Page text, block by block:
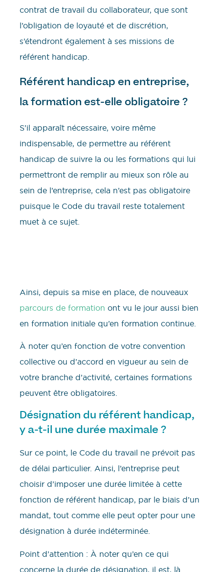
contrat de travail du collaborateur, que sont
l’obligation de loyauté et de discrétion,
s’étendront également à ses missions de
référent handicap.
Référent handicap en entreprise,
la formation est-elle obligatoire ?
S’il apparaît nécessaire, voire même
indispensable, de permettre au référent
handicap de suivre la ou les formations qui lui
permettront de remplir au mieux son rôle au
sein de l’entreprise, cela n’est pas obligatoire
puisque le Code du travail reste totalement
muet à ce sujet.
Ainsi, depuis sa mise en place, de nouveaux
parcours de formation ont vu le jour aussi bien
en formation initiale qu’en formation continue.
À noter qu’en fonction de votre convention
collective ou d’accord en vigueur au sein de
votre branche d’activité, certaines formations
peuvent être obligatoires.
Désignation du référent handicap,
y a-t-il une durée maximale ?
Sur ce point, le Code du travail ne prévoit pas
de délai particulier. Ainsi, l’entreprise peut
choisir d’imposer une durée limitée à cette
fonction de référent handicap, par le biais d’un
mandat, tout comme elle peut opter pour une
désignation à durée indéterminée.
Point d’attention : À noter qu’en ce qui
concerne la durée de désignation, il est, là